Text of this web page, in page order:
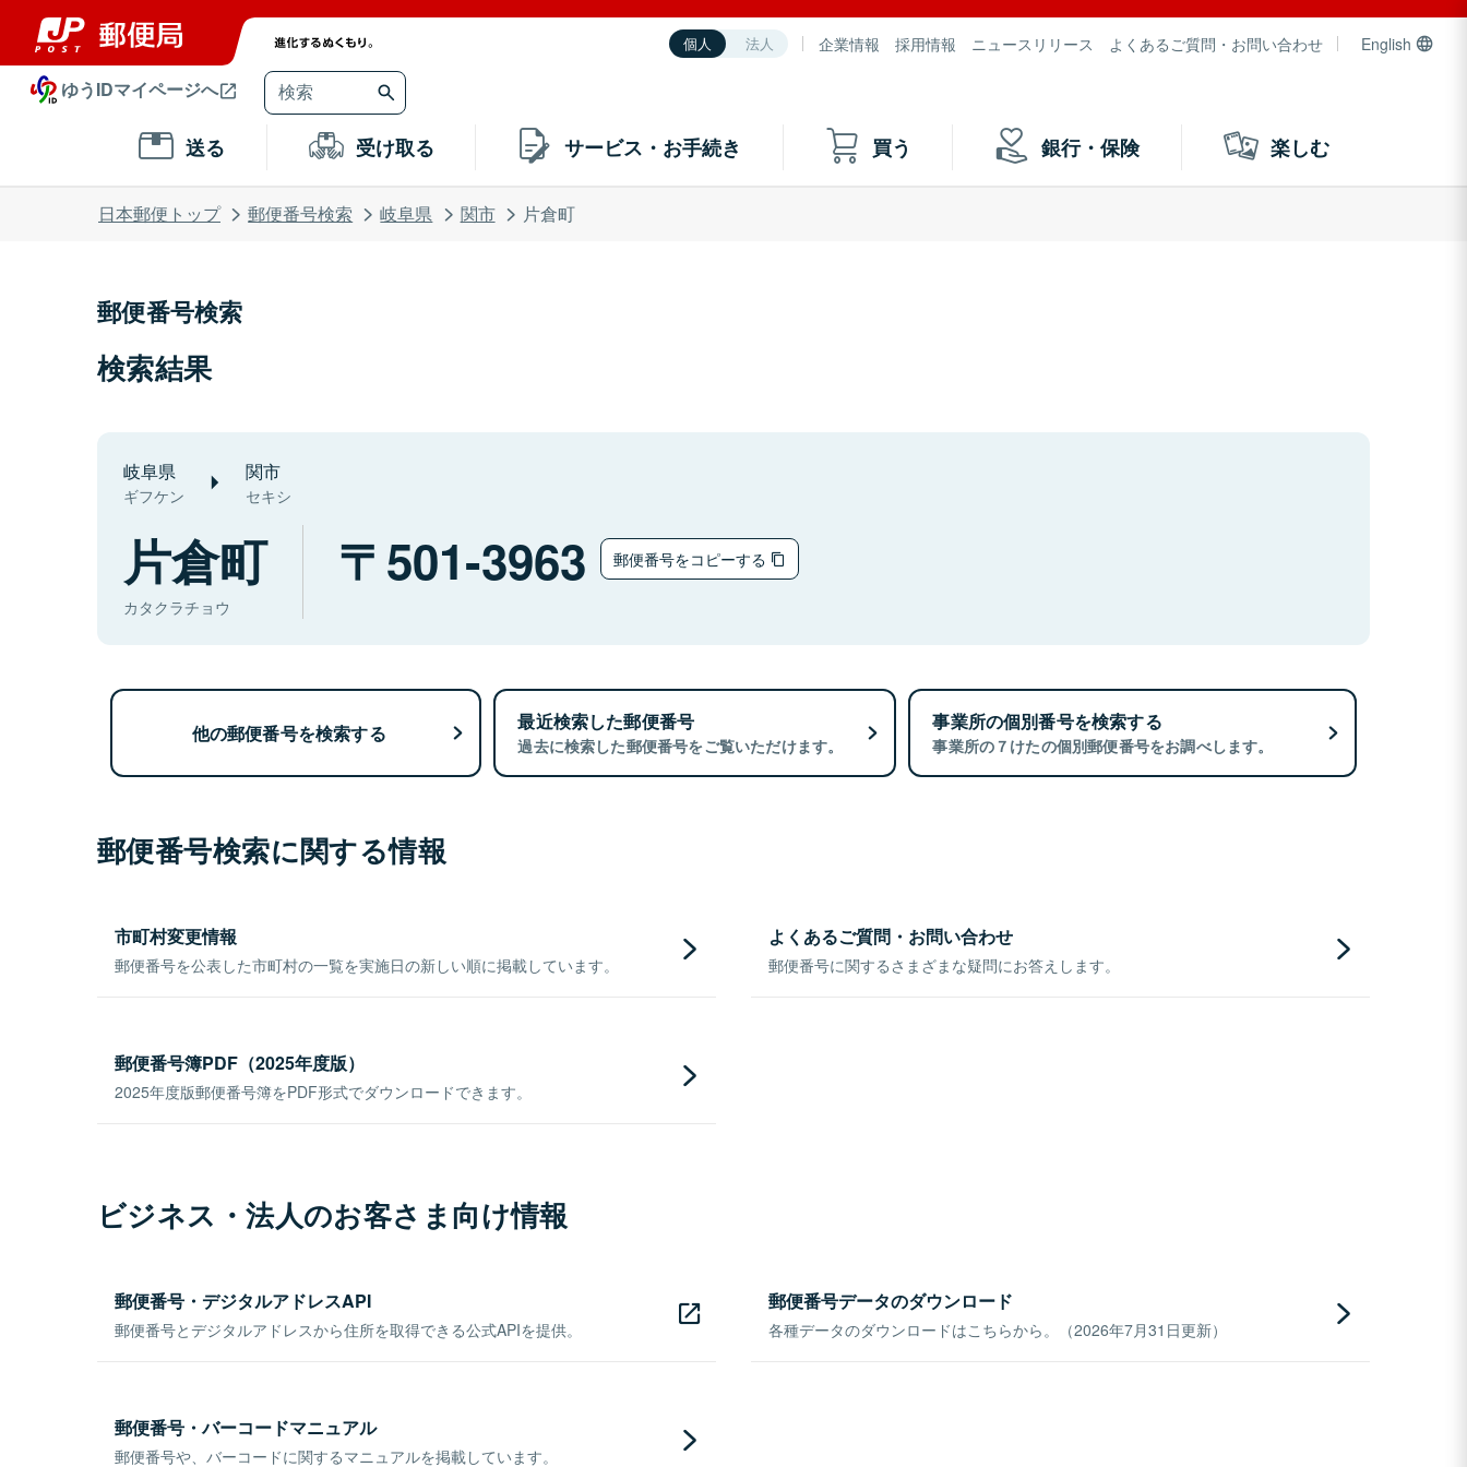
個人 法人 企業情報 採用情報 ニュースリリース よくあるご質問・お問い合わせ English
ゆうIDマイページへ
送る 受け取る サービス・お手続き 買う 銀行・保険 楽しむ
日本郵便トップ 郵便番号検索 岐阜県 関市 片倉町
郵便番号検索
検索結果
岐阜県
ギフケン
関市
セキシ
片倉町
カタクラチョウ
501-3963 郵便番号をコピーする
他の郵便番号を検索する 最近検索した郵便番号
過去に検索した郵便番号をご覧いただけます。
事業所の個別番号を検索する
事業所の７けたの個別郵便番号をお調べします。
郵便番号検索に関する情報
市町村変更情報
郵便番号を公表した市町村の一覧を実施日の新しい順に掲載しています。
よくあるご質問・お問い合わせ
郵便番号に関するさまざまな疑問にお答えします。
郵便番号簿PDF（2025年度版）
2025年度版郵便番号簿をPDF形式でダウンロードできます。
ビジネス・法人のお客さま向け情報
郵便番号・デジタルアドレスAPI
郵便番号とデジタルアドレスから住所を取得できる公式APIを提供。
郵便番号データのダウンロード
各種データのダウンロードはこちらから。（2026年7月31日更新）
郵便番号・バーコードマニュアル
郵便番号や、バーコードに関するマニュアルを掲載しています。